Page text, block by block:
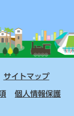
サイトマップ
個人情報保護